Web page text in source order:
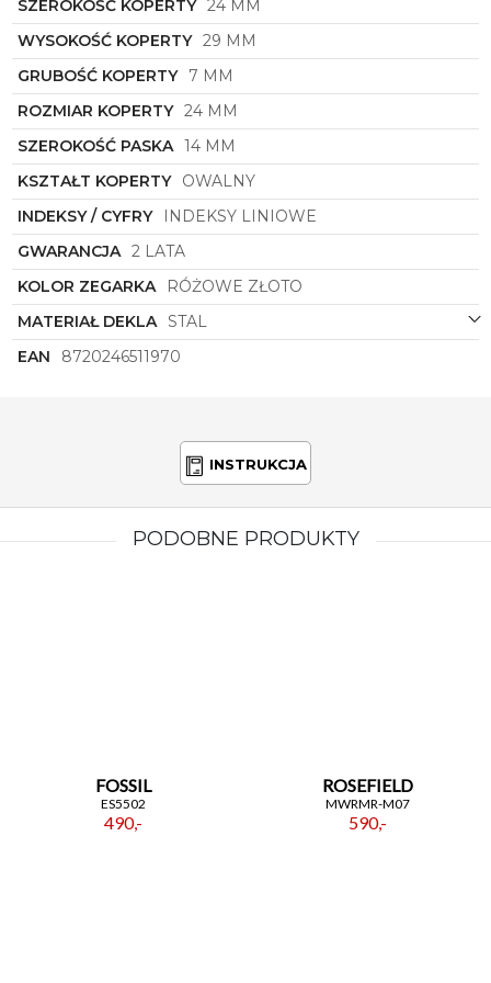
zarówno do eleganckich kreacji wieczorowych, jak i
casualowych outfitów na co dzień.
Zainwestuj w ten wyjątkowy zegarek i poczuj się
wyjątkowo w każdej chwili. Elegancki, subtelny i
niezwykle kobiecy - to wszystko znajdziesz w
zegarkuRosefield OWRMR-OV12. Zadbaj o swój
styl i dodaj odrobinę luksusu do swojego
codziennego looku z tym modnym akcentem na
ręce.
SZEROKOŚĆ KOPERTY 24 MM
WYSOKOŚĆ KOPERTY 29 MM
GRUBOŚĆ KOPERTY 7 MM
ROZMIAR KOPERTY 24 MM
SZEROKOŚĆ PASKA 14 MM
KSZTAŁT KOPERTY OWALNY
INDEKSY / CYFRY
INDEKSY LINIOWE
GWARANCJA 2 LATA
KOLOR ZEGARKA
RÓŻOWE ZŁOTO
MATERIAŁ DEKLA STAL
EAN
8720246511970
INSTRUKCJA
PODOBNE PRODUKTY
FOSSIL
ES5502
490,-
ROSEFIELD
MWRMR-M07
590,-